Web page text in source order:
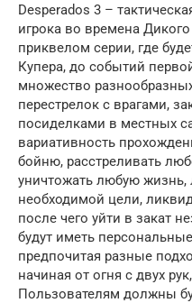
Desperados 3 –
игрока во времена
приквелом серии, где
Купера, до событий
множество
перестрелок с врагами,
посиделками в местных
вариативность
бойню, расстреливать
уничтожать любую жизнь,
необходимой цели,
после чего уйти в закат
будут иметь
предпочитая разные
начиная от огня с двух
Пользователям должны